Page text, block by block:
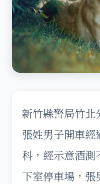
新竹縣警局竹北
張姓男子開車
科，經示意酒測
下室停車場，